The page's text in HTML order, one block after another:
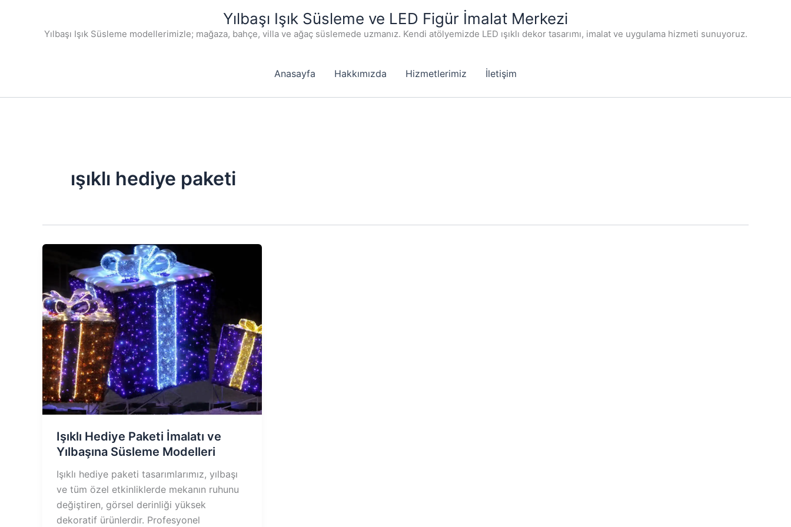
Yılbaşı Işık Süsleme ve LED Figür İmalat Merkezi
Yılbaşı Işık Süsleme modellerimizle; mağaza, bahçe, villa ve ağaç süslemede uzmanız. Kendi atölyemizde LED ışıklı dekor tasarımı, imalat ve uygulama hizmeti sunuyoruz.
Anasayfa Hakkımızda Hizmetlerimiz İletişim
ışıklı hediye paketi
Işıklı Hediye Paketi İmalatı ve
Yılbaşına Süsleme Modelleri
Işıklı hediye paketi tasarımlarımız, yılbaşı
ve tüm özel etkinliklerde mekanın ruhunu
değiştiren, görsel derinliği yüksek
dekoratif ürünlerdir. Profesyonel